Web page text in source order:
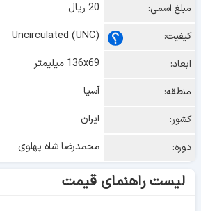
مبلغ اسمی:
20 ریال
کیفیت:
Uncirculated (UNC)
ابعاد:
136x69 میلیمتر
منطقه:
آسیا
کشور:
ایران
دوره:
محمدرضا شاه پهلوی
لیست راهنمای قیمت